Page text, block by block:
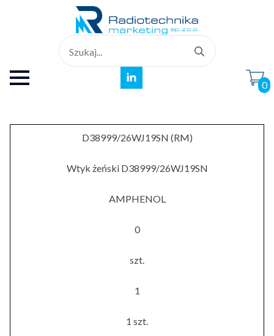
for:
0
D38999/26WJ19SN (RM)
Wtyk żeński D38999/26WJ19SN
AMPHENOL
0
szt.
1
1 szt.